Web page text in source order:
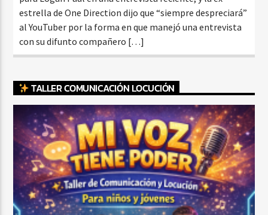
estrella de One Direction dijo que “siempre despreciará”
al YouTuber por la forma en que manejó una entrevista
con su difunto compañero […]
TALLER COMUNICACIÓN LOCUCIÓN